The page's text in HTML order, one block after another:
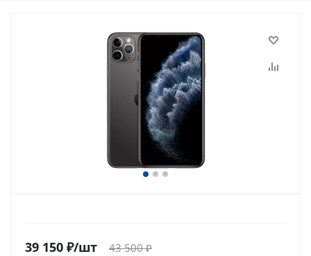
39 150 ₽/шт 43 500₽